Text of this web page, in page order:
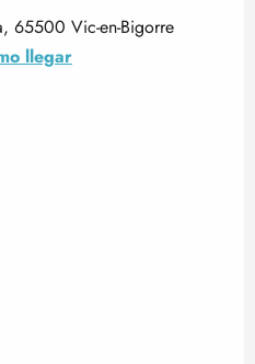
65500 Vic-en-Bigorre
llegar